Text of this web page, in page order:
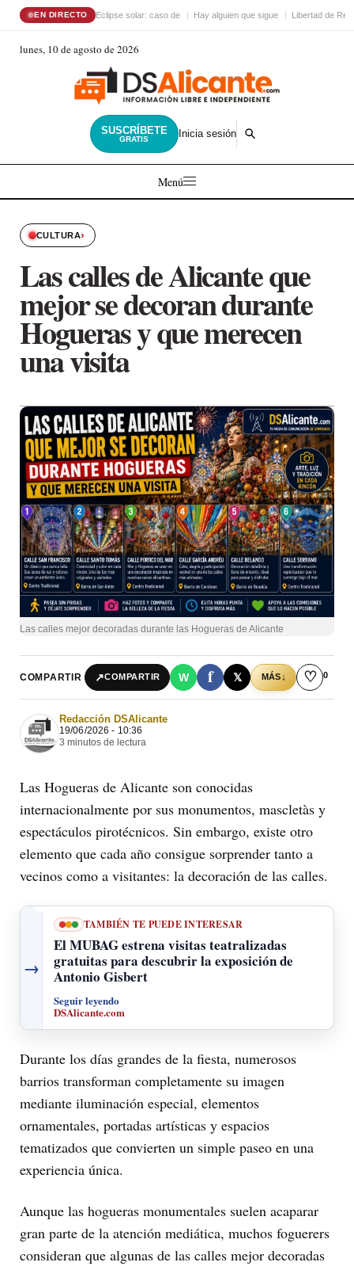
EN DIRECTO Eclipse solar: caso de Hay alguien que sigue Libertad de
lunes, 10 de agosto de 2026
SUSCRÍBETE
GRATIS Inicia sesión
Menú
CULTURA›
Las calles de Alicante que
mejor se decoran durante
Hogueras y que merecen
una visita
Las calles mejor decoradas durante las Hogueras de Alicante
COMPARTIR ↗COMPARTIR W f 𝕏 MÁS↓ ♡ 0
Redacción DSAlicante
19/06/2026 - 10:36
3 minutos de lectura
Las Hogueras de Alicante son conocidas
internacionalmente por sus monumentos, mascletàs y
espectáculos pirotécnicos. Sin embargo, existe otro
elemento que cada año consigue sorprender tanto a
vecinos como a visitantes: la decoración de las calles.
→
TAMBIÉN TE PUEDE INTERESAR
El MUBAG estrena visitas teatralizadas
gratuitas para descubrir la exposición de
Antonio Gisbert
Seguir leyendo
DSAlicante.com
Durante los días grandes de la fiesta, numerosos
barrios transforman completamente su imagen
mediante iluminación especial, elementos
ornamentales, portadas artísticas y espacios
tematizados que convierten un simple paseo en una
experiencia única.
Aunque las hogueras monumentales suelen acaparar
gran parte de la atención mediática, muchos foguerers
consideran que algunas de las calles mejor decoradas